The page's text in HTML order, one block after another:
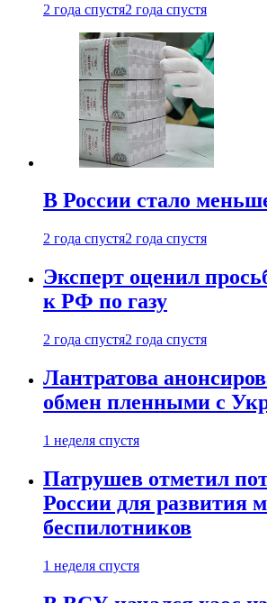
2 года спустя2 года спустя
В России стало
2 года спустя2 года спустя
Эксперт оценил
к РФ по газу
2 года спустя2 года спустя
Лантратова
обмен пленными с
1 неделя спустя
Патрушев отметил
России для развития
беспилотников
1 неделя спустя